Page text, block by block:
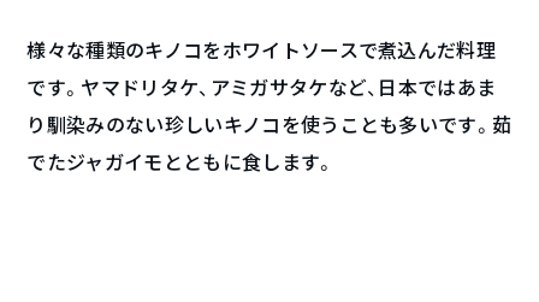
様々な種類のキノコをホワイトソースで煮込んだ料理
です。ヤマドリタケ、アミガサタケなど、日本ではあま
り馴染みのない珍しいキノコを使うことも多いです。茹
でたジャガイモとともに食します。